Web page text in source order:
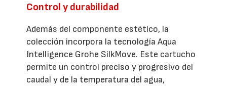
Control y durabilidad
Además del componente estético, la
colección incorpora la tecnología Aqua
Intelligence Grohe SilkMove. Este cartucho
permite un control preciso y progresivo del
caudal y de la temperatura del agua,